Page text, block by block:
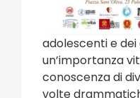
adolescenti e
un’importanza
conoscenza di
volte
e Sagre